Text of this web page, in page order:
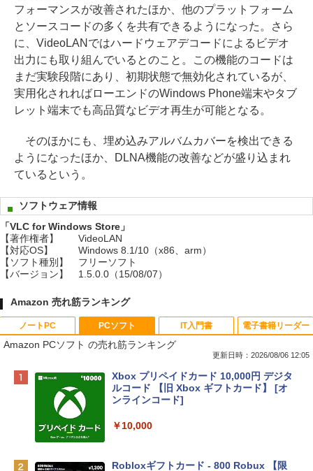
フォーマンスが改善されたほか、他のプラットフォーム
とソースコードの多くを共有できるようになった。さら
に、VideoLANではハードウェアデコードによるビデオ
出力にも取り組んでいるとのこと。この機能のコードは
まだ実験段階にあり、初期状態で無効化されているが、
実用化されればローエンドのWindows Phone端末やタブ
レット端末でも高品質なビデオ再生が可能となる。
そのほかにも、埋め込みアルバムカバーを検出できる
ようになったほか、DLNA機能の改善などが盛り込まれ
ているという。
ソフトウェア情報
「VLC for Windows Store」
【著作権者】
VideoLAN
【対応OS】
Windows 8.1/10（x86、arm）
【ソフト種別】
フリーソフト
【バージョン】
1.5.0.0（15/08/07）
Amazon 売れ筋ランキング
ノートPC
Apple 2026 MacBook Neo A18 Proチッ
プ搭載13インチノートブック：AIとAppl
e Intelligenceのために設計、Liquid Ret
リ、512GB SSDストレージ、1080p Fac
PCソフト
Amazon PCソフト の売れ筋ランキング
更新日時：2026/08/06 12:05
Xbox プリペイドカード 10,000円 デジタ
ルコード 【旧 Xbox ギフトカード】 [オ
ンラインコード]
￥10,000
Robloxギフトカード - 800 Robux 【限
IT入門書 電子書籍リーダー